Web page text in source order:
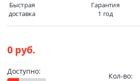
Быстрая
доставка
Гарантия
1 год
0 руб.
Доступно:
Кол-во: